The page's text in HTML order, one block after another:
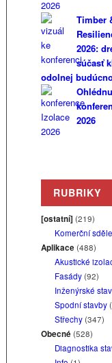
Timber
2026:
súčasť
odolnej
2026
RUBRIKY
[ostatní] (219)
Komerční
Aplikace (488)
Akustické
Fasády(92)
Inženýrské
Spodní stavby
Střechy(347)
Obecné (528)
Diagnostika